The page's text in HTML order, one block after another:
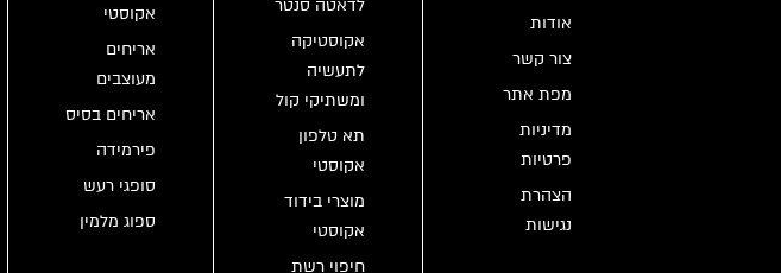
אודות
צור קשר
מפת אתר
מדיניות
פרטיות
הצהרת
נגישות
לדאטה סנטר
אקוסטיקה
לתעשיה
ומשתיקי קול
תא טלפון
אקוסטי
מוצרי בידוד
אקוסטי
חיפוי רשת
אקוסטי
אריחים
מעוצבים
אריחים בסיס
פירמידה
סופגי רעש
ספוג מלמין